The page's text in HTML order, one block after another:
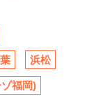
浜松
福岡)